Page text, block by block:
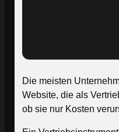
Die meisten
Website, die als
ob sie nur Kosten